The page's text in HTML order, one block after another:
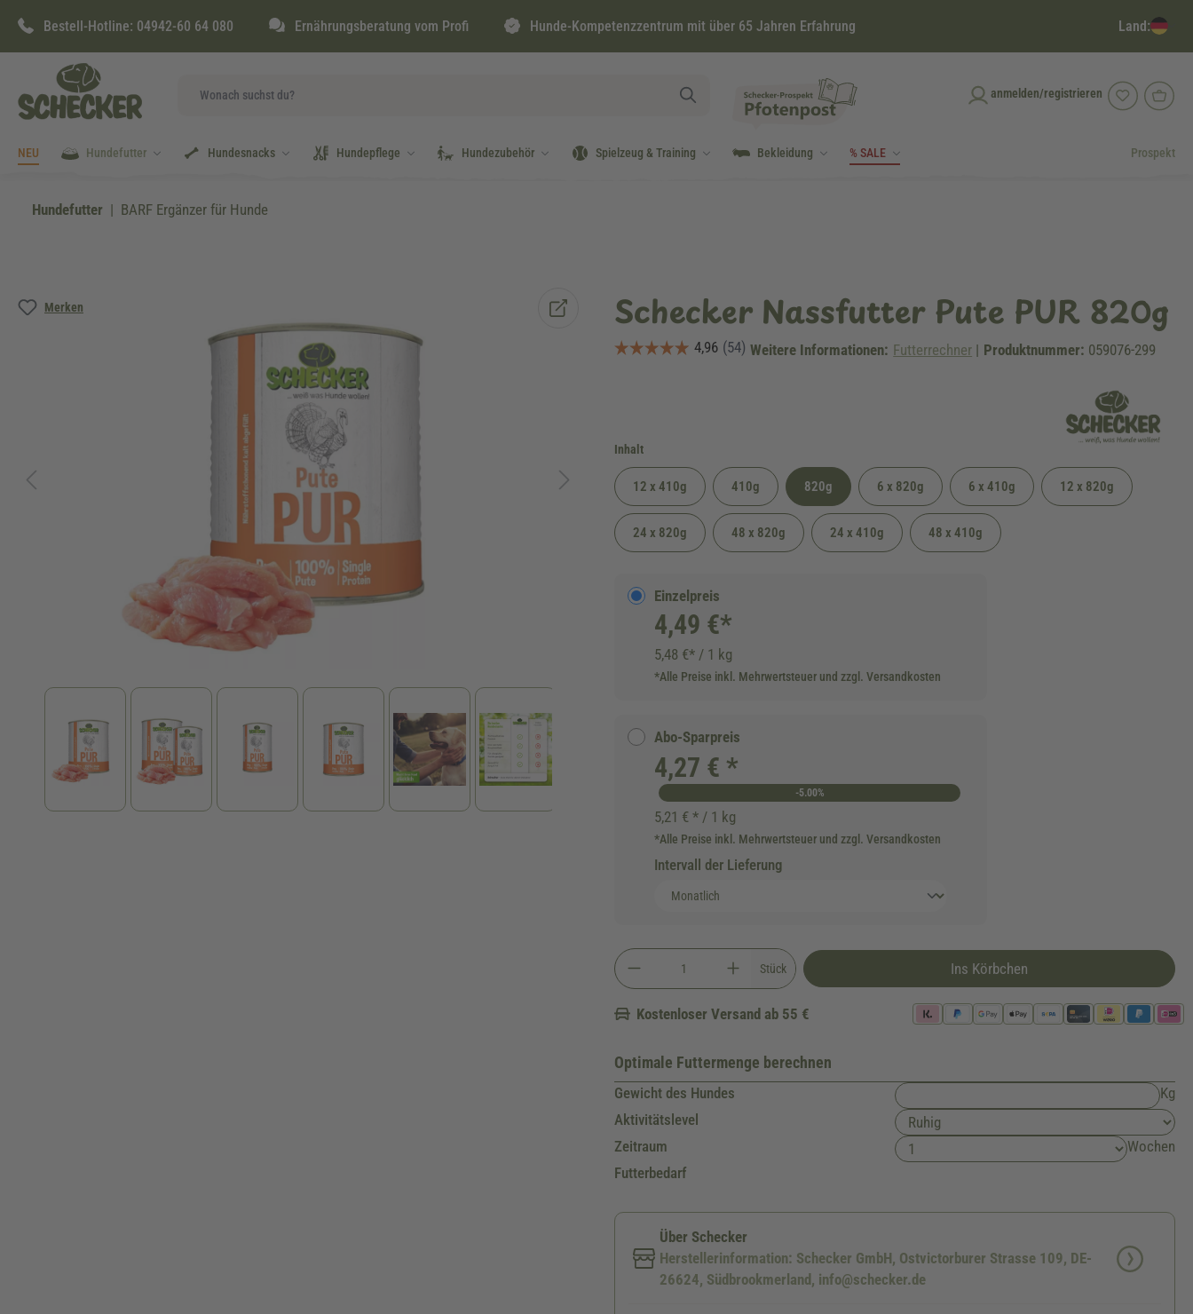
Zur Hauptnavigation springen
Bestell-Hotline: 04942-60 64 080 Ernährungsberatung vom Profi Hunde-Kompetenzzentrum mit über 65 Jahren Erfahrung Land:
anmelden/registrieren
NEU Hundefutter Hundesnacks Hundepflege Hundezubehör Spielzeug & Training Bekleidung % SALE Prospekt
Hundefutter BARF Ergänzer für Hunde
Merken
Bildergalerie überspringen Schecker Nassfutter Pute PUR 820g
Weitere Informationen: Futterrechner | Produktnummer: 059076-299
Inhaltauswählen
12 x 410g 410g 820g 6 x 820g 6 x 410g 12 x 820g
24 x 820g 48 x 820g 24 x 410g 48 x 410g
Einzelpreis
4,49 €*
5,48 €* / 1 kg
*Alle Preise inkl. Mehrwertsteuer und zzgl. Versandkosten
Abo-Sparpreis
4,27 € *
-5.00%
5,21 € * / 1 kg
*Alle Preise inkl. Mehrwertsteuer und zzgl. Versandkosten
Intervall der Lieferung
Stück Ins Körbchen
Kostenloser Versand ab 55 €
Optimale Futtermenge berechnen
Gewicht des Hundes
Kg
Aktivitätslevel
Zeitraum
Wochen
Futterbedarf
Über Schecker
Herstellerinformation: Schecker GmbH, Ostvictorburer Strasse 109, DE-
26624, Südbrookmerland, info@schecker.de